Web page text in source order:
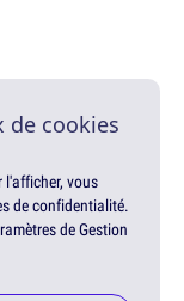
de cookies
l'afficher, vous
de confidentialité.
de Gestion